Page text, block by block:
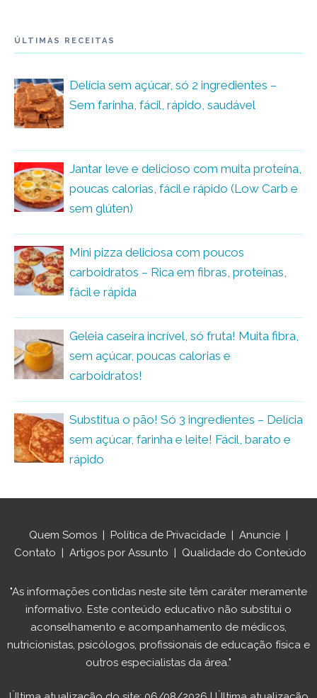
ÚLTIMAS RECEITAS
Delícia sem açúcar, só 2 ingredientes –
Sem farinha, fácil, rápido, saudável
Jantar leve e delicioso com muita proteína,
poucas calorias, fácil e rápido (Low Carb e
sem glúten)
Mini pizza deliciosa com poucos
carboidratos – Rica em fibras, proteínas,
fácil e rápida
Geleia caseira incrível, só fruta! Muita fibra,
sem açúcar, poucas calorias e
carboidratos!
Substitua o pão! Só 3 ingredientes – Delícia
sem açúcar, farinha e leite! Fácil, barato e
rápido
Quem Somos | Política de Privacidade | Anuncie |
Contato | Artigos por Assunto | Qualidade do Conteúdo
"As informações contidas neste site têm caráter meramente
informativo. Este conteúdo educativo não substitui o
aconselhamento e acompanhamento de médicos,
nutricionistas, psicólogos, profissionais de educação física e
outros especialistas da área."